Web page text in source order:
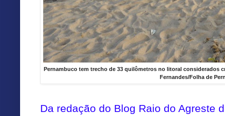
Pernambuco tem trecho de 33 quilômetros no litoral considerados
Fernandes/Folha de
Da redação do Blog Raio do Agreste